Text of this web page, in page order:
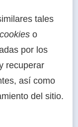
tales
cookies o
por los
recuperar
así como
del sitio.